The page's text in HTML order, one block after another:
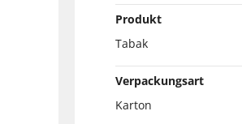
Produkt
Tabak
Verpackungsart
Karton